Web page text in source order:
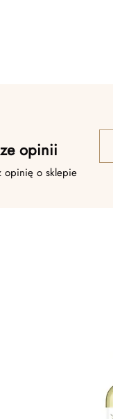
opinii
opinię o sklepie